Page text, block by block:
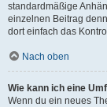
standardmäßige
einzelnen Beitrag
dort einfach das
Nach oben
Wie kann ich eine
Wenn du ein neues